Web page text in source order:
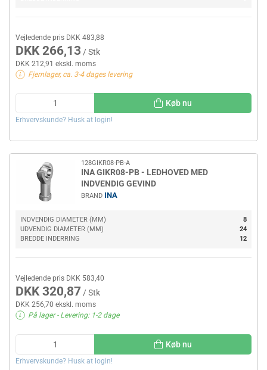
Vejledende pris DKK 483,88
DKK 266,13 / Stk
DKK 212,91 ekskl. moms
Fjernlager, ca. 3-4 dages levering
Køb nu
Erhvervskunde? Husk at login!
128GIKR08-PB-A
INA GIKR08-PB - LEDHOVED MED
INDVENDIG GEVIND
BRAND INA
INDVENDIG DIAMETER (MM)
8
UDVENDIG DIAMETER (MM)
24
BREDDE INDERRING
12
Vejledende pris DKK 583,40
DKK 320,87 / Stk
DKK 256,70 ekskl. moms
På lager- Levering: 1-2 dage
Køb nu
Erhvervskunde? Husk at login!